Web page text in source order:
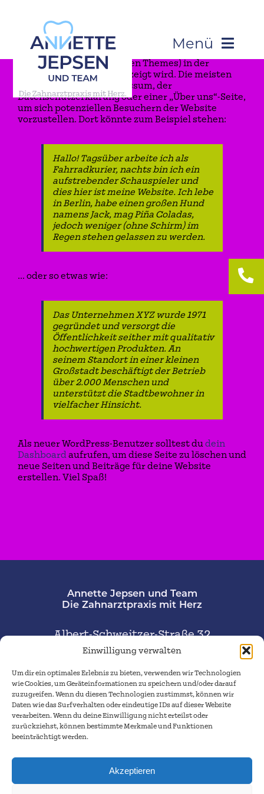
Einwilligung verwalten
Um dir ein optimales Erlebnis zu bieten, verwenden wir Technologien
wie Cookies, um Geräteinformationen zu speichern und/oder darauf
zuzugreifen. Wenn du diesen Technologien zustimmst, können wir
Daten wie das Surfverhalten oder eindeutige IDs auf dieser Website
verarbeiten. Wenn du deine Einwilligung nicht erteilst oder
zurückziehst, können bestimmte Merkmale und Funktionen
beeinträchtigt werden.
Akzeptieren
Menü
Startseite
Über Uns
Leistungen
Patienteninformation
Kontakt
Dies ist eine Beispiel-Seite. Sie unterscheidet sich
von Beiträgen, da sie stets an derselben Stelle
bleibt und (bei den meisten Themes) in der
Website-Navigation angezeigt wird. Die meisten
starten mit einem Impressum, der
Datenschutzerklärung oder einer „Über uns“-Seite,
um sich potenziellen Besuchern der Website
vorzustellen. Dort könnte zum Beispiel stehen:
Hallo! Tagsüber arbeite ich als
Fahrradkurier, nachts bin ich ein
aufstrebender Schauspieler und
dies hier ist meine Website. Ich lebe
in Berlin, habe einen großen Hund
namens Jack, mag Piña Coladas,
jedoch weniger (ohne Schirm) im
Regen stehen gelassen zu werden.
… oder so etwas wie:
Das Unternehmen XYZ wurde 1971
gegründet und versorgt die
Öffentlichkeit seither mit qualitativ
hochwertigen Produkten. An
seinem Standort in einer kleinen
Großstadt beschäftigt der Betrieb
über 2.000 Menschen und
unterstützt die Stadtbewohner in
vielfacher Hinsicht.
Als neuer WordPress-Benutzer solltest dudein
Dashboardaufrufen, um diese Seite zu löschen und
neue Seiten und Beiträge für deine Website
erstellen. Viel Spaß!
Annette Jepsen und Team
Die Zahnarztpraxis mit Herz
Albert-Schweitzer-Straße 32
38226 Salzgitter
Telefon:05341 – 47776
praxis-annette-jepsen@gmx.de
Kontakt